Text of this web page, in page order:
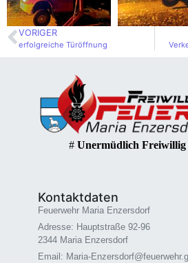
VORIGER
erfolgreiche Türöffnung
# Unermüdlich Freiwillig
Kontaktdaten
Feuerwehr Maria Enzersdorf
Adresse: Hauptstraße 92-96
2344 Maria Enzersdorf
Email: Maria-